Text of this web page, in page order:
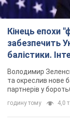
Кінець епохи
забезпечить
балістики.
Володимир
та окреслив нове
партнерів у
годину тому 4,0 т.